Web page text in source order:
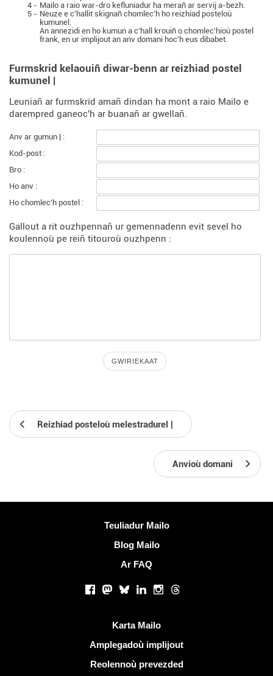
4 - Mailo a raio war-dro kefluniadur ha merañ ar servij a-bezh.
5 - Neuze e c'hallit skignañ chomlec'h ho reizhiad posteloù
kumunel.
An annezidi en ho kumun a c'hall krouiñ o chomlec'hioù postel
frank, en ur implijout an anv domani hoc'h eus dibabet.
Furmskrid kelaouiñ diwar-benn ar reizhiad postel
kumunel |
Leuniañ ar furmskrid amañ dindan ha mont a raio Mailo e
darempred ganeoc'h ar buanañ ar gwellañ.
Anv ar gumun | :
Kod-post :
Bro :
Ho anv :
Ho chomlec'h postel :
Gallout a rit ouzhpennañ ur gemennadenn evit sevel ho
koulennoù pe reiñ titouroù ouzhpenn :
Reizhiad posteloù melestradurel |
Anvioù domani
Teuliadur Mailo
Blog Mailo
Ar FAQ
Facebook
Mastodon
BlueskyLinkedInInstagram
Threads
Karta Mailo
Amplegadoù implijout
Reolennoù prevezded